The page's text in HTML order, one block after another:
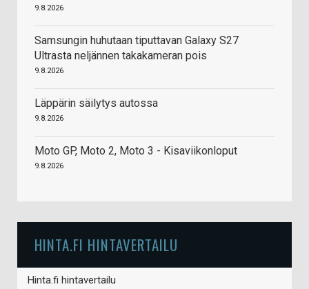
9.8.2026
Samsungin huhutaan tiputtavan Galaxy S27
Ultrasta neljännen takakameran pois
9.8.2026
Läppärin säilytys autossa
9.8.2026
Moto GP, Moto 2, Moto 3 - Kisaviikonloput
9.8.2026
HINTA.FI HINTAVERTAILU
Hinta.fi hintavertailu